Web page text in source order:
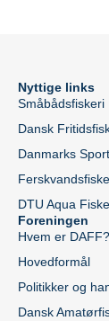
Nyttige links
Småbådsfiskeri
Dansk
Danmarks
DTU Aqua
Foreningen
Hvem er DAFF?
Hovedformål
Politikker og
Dansk